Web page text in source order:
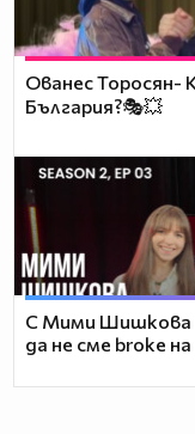
Ованес Торосян-
България?🎭💥
С Мими Шишкова
да не сме broke